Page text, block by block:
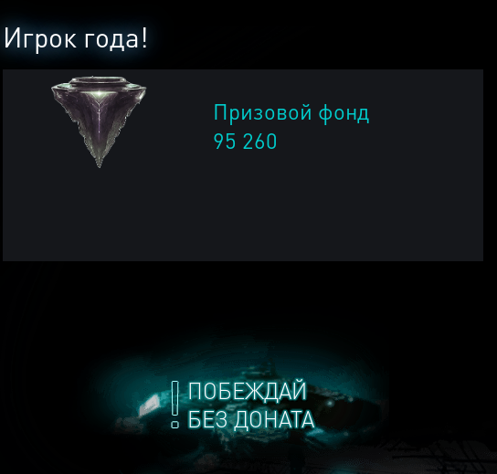
ПОБЕЖДАЙ
БЕЗ ДОНАТА
Игрок года!
Призовой фонд
95 260